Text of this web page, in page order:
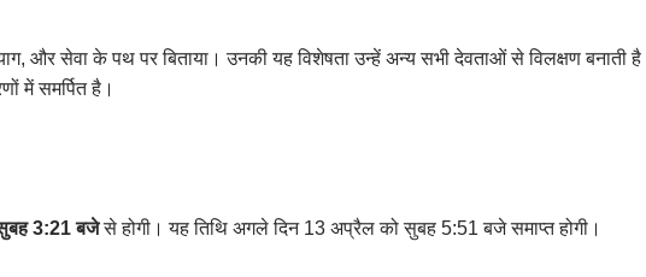
और सेवा के पथ पर बिताया। उनकी यह विशेषता उन्हें अन्य सभी देवताओं से विलक्षण बनाती
में समर्पित है।
3:21 बजेसे होगी। यह तिथि अगले दिन 13 अप्रैल को सुबह 5:51 बजे समाप्त होगी।